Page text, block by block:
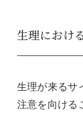
生理におけ
生理が来るサ
注意を向ける